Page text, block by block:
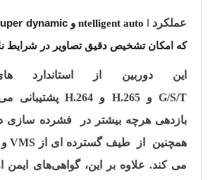
عملکرد I
ntelligent auto وdynamic
که امکان تشخیص دقیق تصاویر در شرایط
این دوربین از
G/S/TوH.265 و H.264پشتیبانی
بازدهی هرچه بیشتر در فشرده سازی
همچنین از طیف گسترده ای از VMSو
می کند. علاوه بر این، گواهی‌های